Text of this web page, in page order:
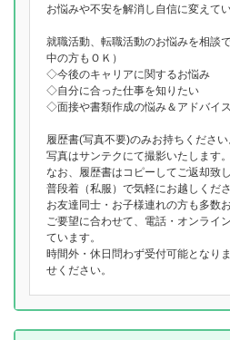
お悩みや不安を解消し自信に変えて
就職活動、転職活動のお悩みを相談
中の方もＯＫ）
◇今後のキャリアに関するお悩み
◇自分に合った仕事を知りたい
◇面接や書類作成の悩み＆アドバイス
履歴書(写真不要)のみお持ちください
写真はサンテクにて撮影いたします。
なお、履歴書はコピーしてご返却致し
普段着（私服）で気軽にお越しくださ
お友達同士・お子様連れの方も多数
ご要望に合わせて、電話・オンライ
ています。
時間外・休日問わず受付可能となり
せください。